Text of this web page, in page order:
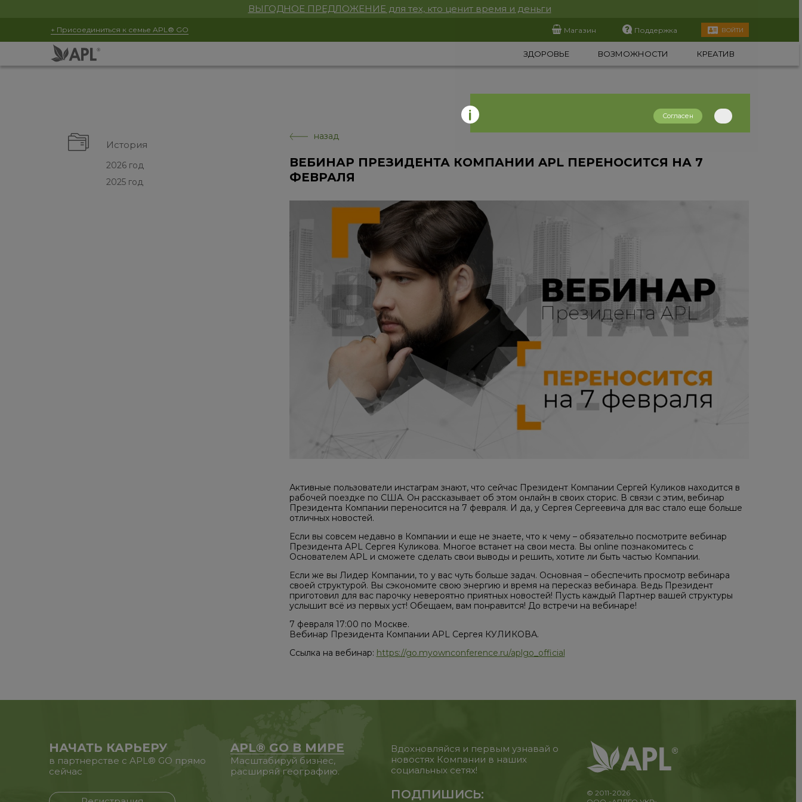
ВЫГОДНОЕ ПРЕДЛОЖЕНИЕ для тех, кто ценит время и деньги
+ Присоединиться к семье APL® GO Магазин Поддержка ВОЙТИ
ЗДОРОВЬЕ ВОЗМОЖНОСТИ КРЕАТИВ
История
2026 год
2025 год
назад
ВЕБИНАР ПРЕЗИДЕНТА КОМПАНИИ APL ПЕРЕНОСИТСЯ НА 7
ФЕВРАЛЯ
Активные пользователи инстаграм знают, что сейчас Президент Компании Сергей Куликов находится в
рабочей поездке по США. Он рассказывает об этом онлайн в своих сторис. В связи с этим, вебинар
Президента Компании переносится на 7 февраля. И да, у Сергея Сергеевича для вас стало еще больше
отличных новостей.
Если вы совсем недавно в Компании и еще не знаете, что к чему – обязательно посмотрите вебинар
Президента APL Сергея Куликова. Многое встанет на свои места. Вы online познакомитесь с
Основателем APL и сможете сделать свои выводы и решить, хотите ли быть частью Компании.
Если же вы Лидер Компании, то у вас чуть больше задач. Основная – обеспечить просмотр вебинара
своей структурой. Вы сэкономите свою энергию и время на пересказ вебинара. Ведь Президент
приготовил для вас парочку невероятно приятных новостей! Пусть каждый Партнер вашей структуры
услышит всё из первых уст! Обещаем, вам понравится! До встречи на вебинаре!
7 февраля 17:00 по Москве.
Вебинар Президента Компании APL Сергея КУЛИКОВА.
Ссылка на вебинар: https://go.myownconference.ru/aplgo_official
НАЧАТЬ КАРЬЕРУ
в партнерстве с APL® GO прямо
сейчас
APL® GO В МИРЕ
Масштабируй бизнес,
расширяй географию.
Вдохновляйся и первым узнавай о
новостях Компании в наших
социальных сетях!
ПОДПИШИСЬ:
© 2011-2026
Согласен